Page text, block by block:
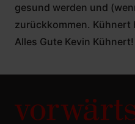
gesund werden und
zurückkommen. Kühnert
Alles Gute Kevin Kühnert!